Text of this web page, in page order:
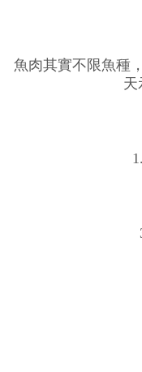
魚肉其實不限魚種
天